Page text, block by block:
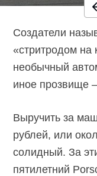
Создатели
«стритродом
необычный
иное прозвище
Выручить за
рублей, или
солидный. За
пятилетний